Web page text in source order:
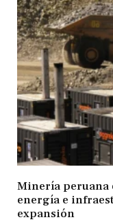
Minería peruana
energía e
expansión